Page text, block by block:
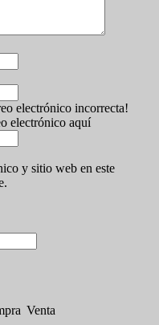
electrónico incorrecta!
electrónico aquí
y sitio web en este
Venta